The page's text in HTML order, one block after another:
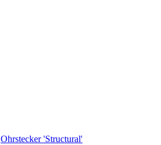
Ohrstecker 'Structural'